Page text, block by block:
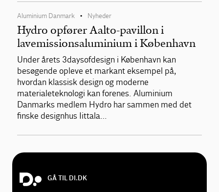
Aluminium Danmark • Nyheder
Hydro opfører Aalto-pavillon i
lavemissionsaluminium i København
Under årets 3daysofdesign i København kan
besøgende opleve et markant eksempel på,
hvordan klassisk design og moderne
materialeteknologi kan forenes. Aluminium
Danmarks medlem Hydro har sammen med det
finske designhus Iittala…
GÅ TIL DI.DK